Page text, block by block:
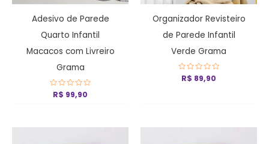
Adesivo de Parede
Quarto Infantil
Macacos com Livreiro
Grama
Avaliação
0R$ 99,90
Organizador Revisteiro
de Parede Infantil
Verde Grama
Avaliação
0R$ 89,90